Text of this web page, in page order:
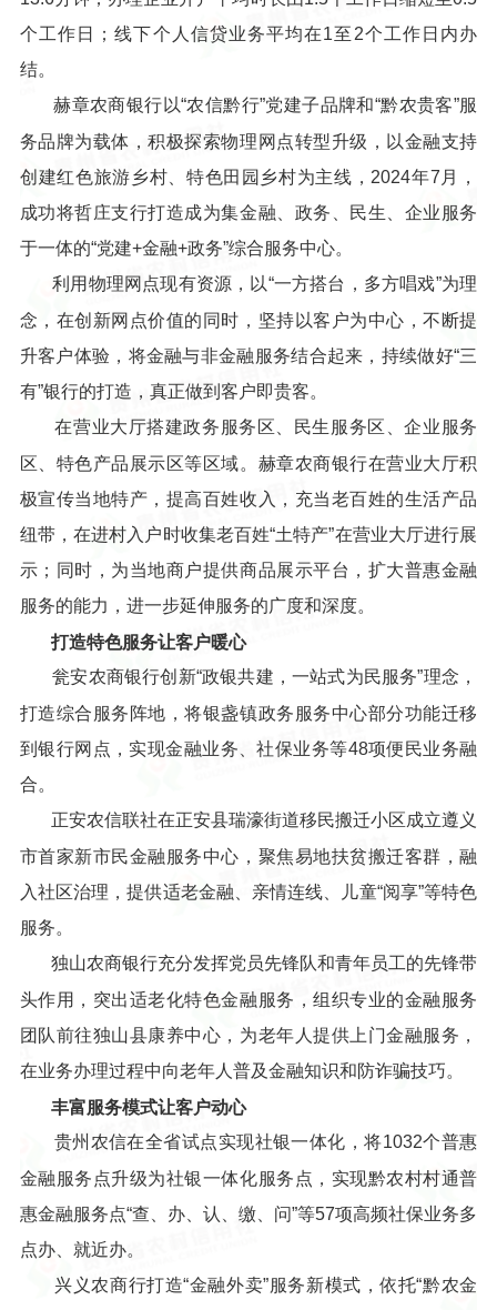
个工作日；线下个人信贷业务平均在1至2个工作日内办
结。
赫章农商银行以“农信黔行”党建子品牌和“黔农贵客”服
务品牌为载体，积极探索物理网点转型升级，以金融支持
创建红色旅游乡村、特色田园乡村为主线，2024年7月，
成功将哲庄支行打造成为集金融、政务、民生、企业服务
于一体的“党建+金融+政务”综合服务中心。
利用物理网点现有资源，以“一方搭台，多方唱戏”为理
念，在创新网点价值的同时，坚持以客户为中心，不断提
升客户体验，将金融与非金融服务结合起来，持续做好“三
有”银行的打造，真正做到客户即贵客。
在营业大厅搭建政务服务区、民生服务区、企业服务
区、特色产品展示区等区域。赫章农商银行在营业大厅积
极宣传当地特产，提高百姓收入，充当老百姓的生活产品
纽带，在进村入户时收集老百姓“土特产”在营业大厅进行展
示；同时，为当地商户提供商品展示平台，扩大普惠金融
服务的能力，进一步延伸服务的广度和深度。
打造特色服务让客户暖心
瓮安农商银行创新“政银共建，一站式为民服务”理念，
打造综合服务阵地，将银盏镇政务服务中心部分功能迁移
到银行网点，实现金融业务、社保业务等48项便民业务融
合。
正安农信联社在正安县瑞濠街道移民搬迁小区成立遵义
市首家新市民金融服务中心，聚焦易地扶贫搬迁客群，融
入社区治理，提供适老金融、亲情连线、儿童“阅享”等特色
服务。
独山农商银行充分发挥党员先锋队和青年员工的先锋带
头作用，突出适老化特色金融服务，组织专业的金融服务
团队前往独山县康养中心，为老年人提供上门金融服务，
在业务办理过程中向老年人普及金融知识和防诈骗技巧。
丰富服务模式让客户动心
贵州农信在全省试点实现社银一体化，将1032个普惠
金融服务点升级为社银一体化服务点，实现黔农村村通普
惠金融服务点“查、办、认、缴、问”等57项高频社保业务多
点办、就近办。
兴义农商行打造“金融外卖”服务新模式，依托“黔农金